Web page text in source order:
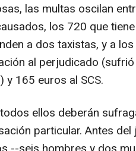
las multas oscilan
los 720 que
a dos taxistas, y a
al perjudicado
y 165 euros al SCS.
ellos deberán
particular. Antes